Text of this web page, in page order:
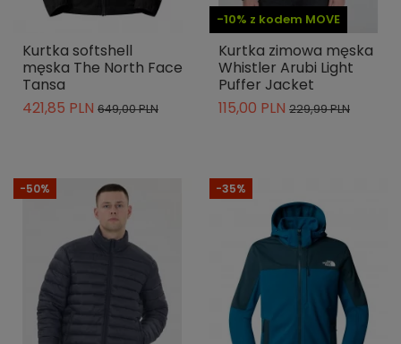
Kurtka softshell
męska The North Face
Tansa
421,85 PLN 649,00 PLN
-10% z kodem MOVE
Kurtka zimowa męska
Whistler Arubi Light
Puffer Jacket
115,00 PLN 229,99 PLN
-50% -35%